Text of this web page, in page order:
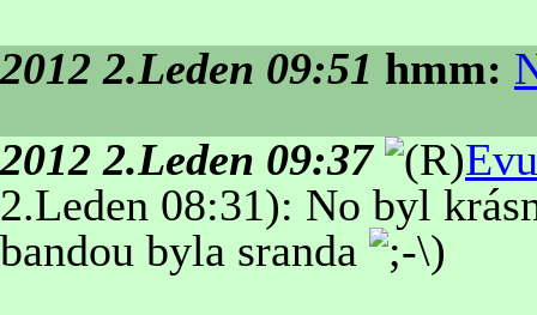
2012 2.Leden 09:51 hmm:
2012 2.Leden 09:37
2.Leden 08:31): No byl
bandou byla sranda